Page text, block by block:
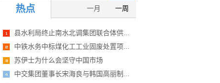
热点 一周
一月
县水利局终止南水北调集团联合体供...
中铁水务中标煤化工工业固废处置项...
苏伊士为什么会坚守中国市场
中交集团董事长宋海良与韩国高丽制...